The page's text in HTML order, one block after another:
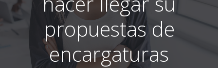
propuestas de
encargaturas